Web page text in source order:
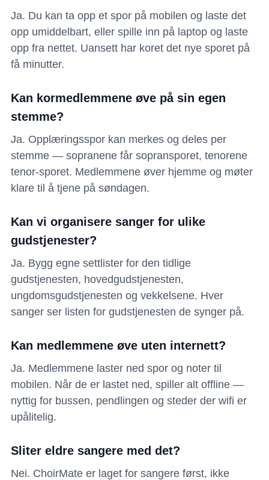
Ja. Du kan ta opp et spor på mobilen og laste det
opp umiddelbart, eller spille inn på laptop og laste
opp fra nettet. Uansett har koret det nye sporet på
få minutter.
Kan kormedlemmene øve på sin egen
stemme?
Ja. Opplæringsspor kan merkes og deles per
stemme — sopranene får sopransporet, tenorene
tenor-sporet. Medlemmene øver hjemme og møter
klare til å tjene på søndagen.
Kan vi organisere sanger for ulike
gudstjenester?
Ja. Bygg egne settlister for den tidlige
gudstjenesten, hovedgudstjenesten,
ungdomsgudstjenesten og vekkelsene. Hver
sanger ser listen for gudstjenesten de synger på.
Kan medlemmene øve uten internett?
Ja. Medlemmene laster ned spor og noter til
mobilen. Når de er lastet ned, spiller alt offline —
nyttig for bussen, pendlingen og steder der wifi er
upålitelig.
Sliter eldre sangere med det?
Nei. ChoirMate er laget for sangere først, ikke